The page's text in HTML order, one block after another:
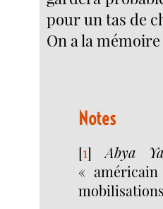
pour un tas de
On a la
Notes
[1]Abya
«